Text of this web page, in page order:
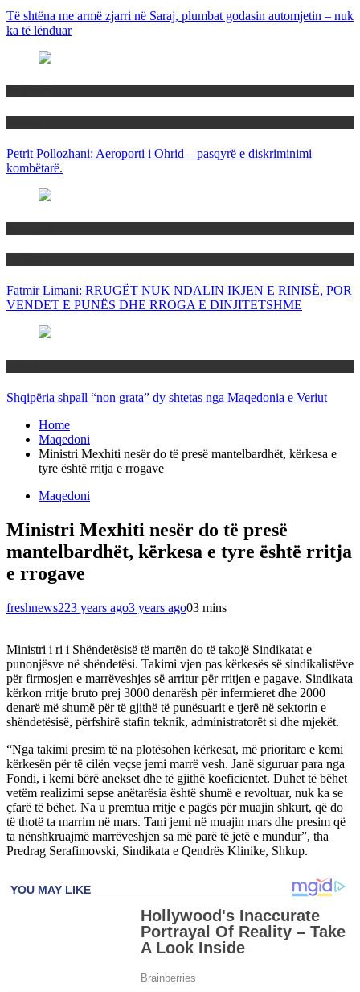
Të shtëna me armë zjarri në Saraj, plumbat godasin automjetin – nuk
ka të lënduar
Petrit Pollozhani: Aeroporti i Ohrid – pasqyrë e diskriminimi
kombëtarë.
Fatmir Limani: RRUGËT NUK NDALIN IKJEN E RINISË, POR
VENDET E PUNËS DHE RROGA E DINJITETSHME
Shqipëria shpall “non grata” dy shtetas nga Maqedonia e Veriut
Home
Maqedoni
Ministri Mexhiti nesër do të presë mantelbardhët, kërkesa e
tyre është rritja e rrogave
Maqedoni
Ministri Mexhiti nesër do të presë
mantelbardhët, kërkesa e tyre është rritja
e rrogave
freshnews223 years ago3 years ago03 mins
Ministri i ri i Shëndetësisë të martën do të takojë Sindikatat e
punonjësve në shëndetësi. Takimi vjen pas kërkesës së sindikalistëve
për firmosjen e marrëveshjes së arritur për rritjen e pagave. Sindikata
kërkon rritje bruto prej 3000 denarësh për infermieret dhe 2000
denarë më shumë për të gjithë të punësuarit e tjerë në sektorin e
shëndetësisë, përfshirë stafin teknik, administratorët si dhe mjekët.
“Nga takimi presim të na plotësohen kërkesat, më prioritare e kemi
kërkesën për të cilën veçse jemi marrë vesh. Janë siguruar para nga
Fondi, i kemi bërë anekset dhe të gjithë koeficientet. Duhet të bëhet
vetëm realizimi sepse anëtarësia është shumë e revoltuar, nuk ka se
çfarë të bëhet. Na u premtua rritje e pagës për muajin shkurt, që do
të thotë ta marrim në mars. Tani jemi në muajin mars dhe presim që
ta nënshkruajmë marrëveshjen sa më parë të jetë e mundur”, tha
Predrag Serafimovski, Sindikata e Qendrës Klinike, Shkup.